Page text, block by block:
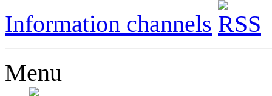
Information channels
Menu